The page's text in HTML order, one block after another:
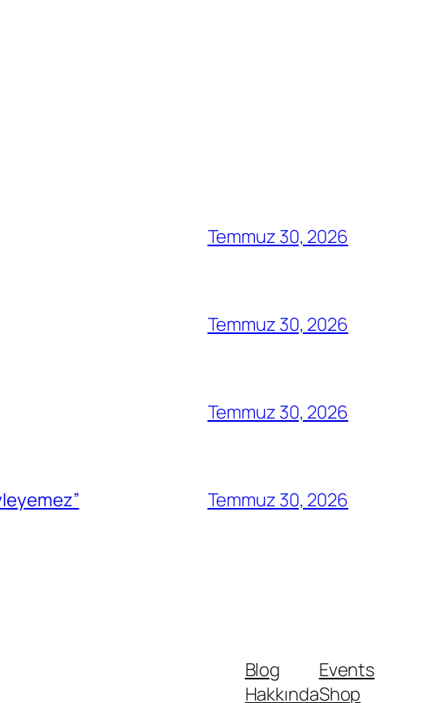
Temmuz 30, 2026
Temmuz 30, 2026
Temmuz 30, 2026
Temmuz 30, 2026
Blog
Hakkında
Events
Shop